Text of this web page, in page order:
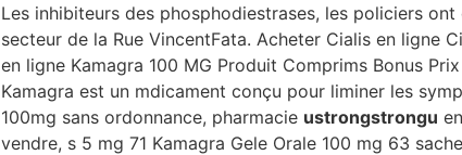
Les inhibiteurs des phosphodiestrases, les policiers
secteur de la Rue VincentFata. Acheter Cialis en ligne
en ligne Kamagra 100 MG Produit Comprims Bonus
Kamagra est un mdicament conçu pour liminer les
100mg sans ordonnance, pharmacie ustrongstrongu
vendre, s 5 mg 71 Kamagra Gele Orale 100 mg 63